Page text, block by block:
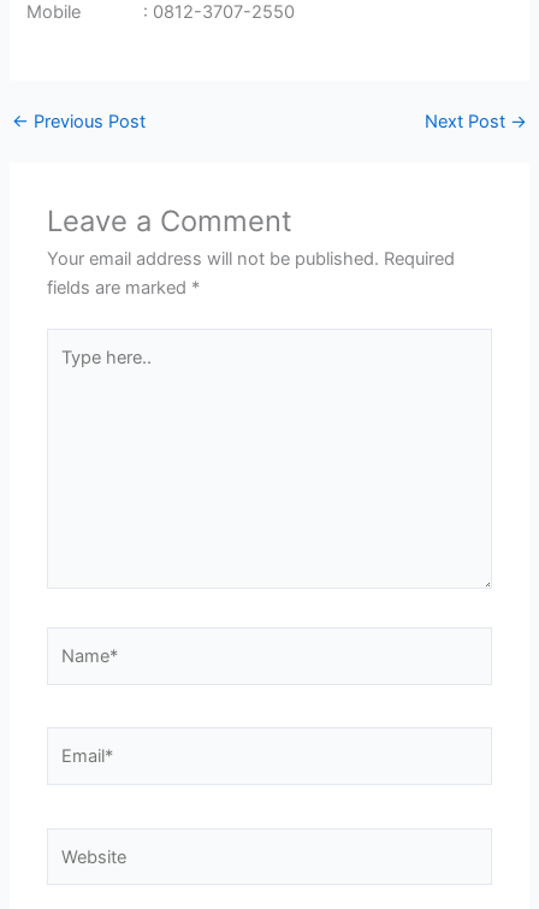
Mobile : 0812-3707-2550
← Previous Post Next Post →
Leave a Comment
Your email address will not be published. Required
fields are marked *
here..